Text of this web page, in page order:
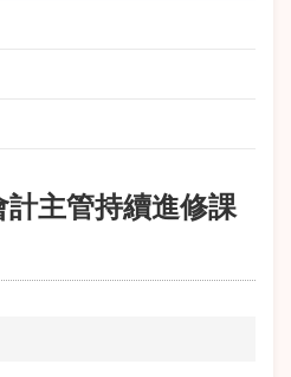
計主管持續進修課